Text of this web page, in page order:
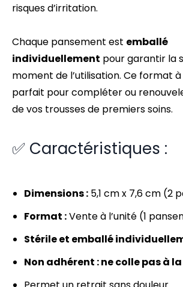
risques d’irritation.
Chaque pansement est emballé
individuellement pour garantir la
moment de l’utilisation. Ce format à
parfait pour compléter ou
de vos trousses de premiers soins.
✅ Caractéristiques :
Dimensions : 5,1 cm x 7,6 cm (2
Format :Vente à l’unité (1
Stérile et emballé
Non adhérent : ne colle pas à